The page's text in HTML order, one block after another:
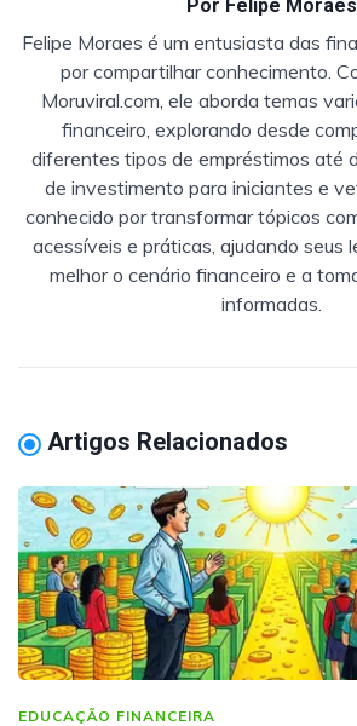
Por Felipe Moraes
Felipe Moraes é um entusiasta das
por compartilhar conhecimento.
Moruviral.com, ele aborda temas
financeiro, explorando desde
diferentes tipos de empréstimos até
de investimento para iniciantes e
conhecido por transformar tópicos
acessíveis e práticas, ajudando seus
melhor o cenário financeiro e a
informadas.
Artigos Relacionados
EDUCAÇÃO FINANCEIRA